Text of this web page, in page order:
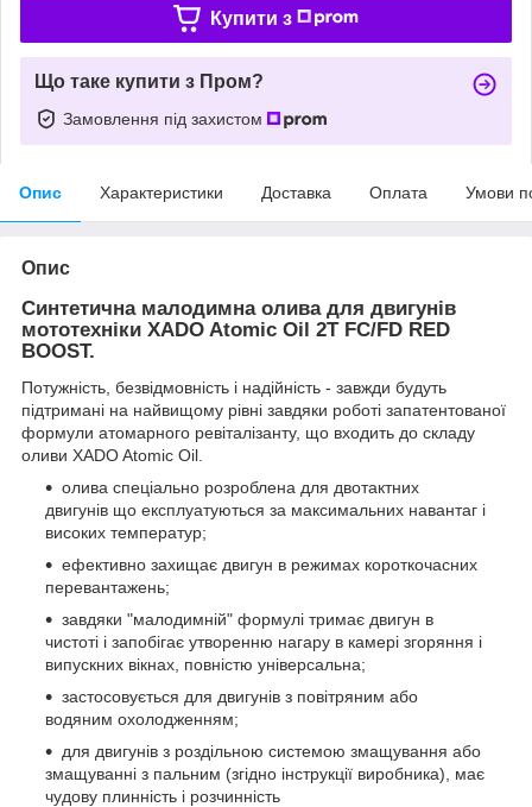
Купити з
Що таке купити з Пром?
Замовлення під захистом
Опис Характеристики Доставка Оплата Умови
Опис
Синтетична малодимна олива для двигунів
мототехніки XADO Atomic Oil 2T FC/FD RED
BOOST.
Потужність, безвідмовність і надійність - завжди будуть
підтримані на найвищому рівні завдяки роботі запатентованої
формули атомарного ревіталізанту, що входить до складу
оливи XADO Atomic Oil.
олива спеціально розроблена для двотактних
двигунів що експлуатуються за максимальних навантаг і
високих температур;
ефективно захищає двигун в режимах короткочасних
перевантажень;
завдяки "малодимній" формулі тримає двигун в
чистоті і запобігає утворенню нагару в камері згоряння і
випускних вікнах, повністю універсальна;
застосовується для двигунів з повітряним або
водяним охолодженням;
для двигунів з роздільною системою змащування або
змащуванні з пальним (згідно інструкції виробника), має
чудову плинність і розчинність